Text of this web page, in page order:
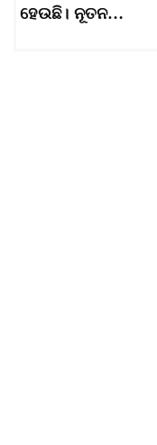
ହେଉଛି। ନୂତନ…